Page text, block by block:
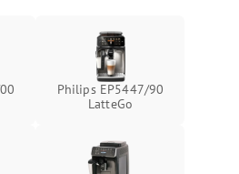
Philips EP5447/90
LatteGo